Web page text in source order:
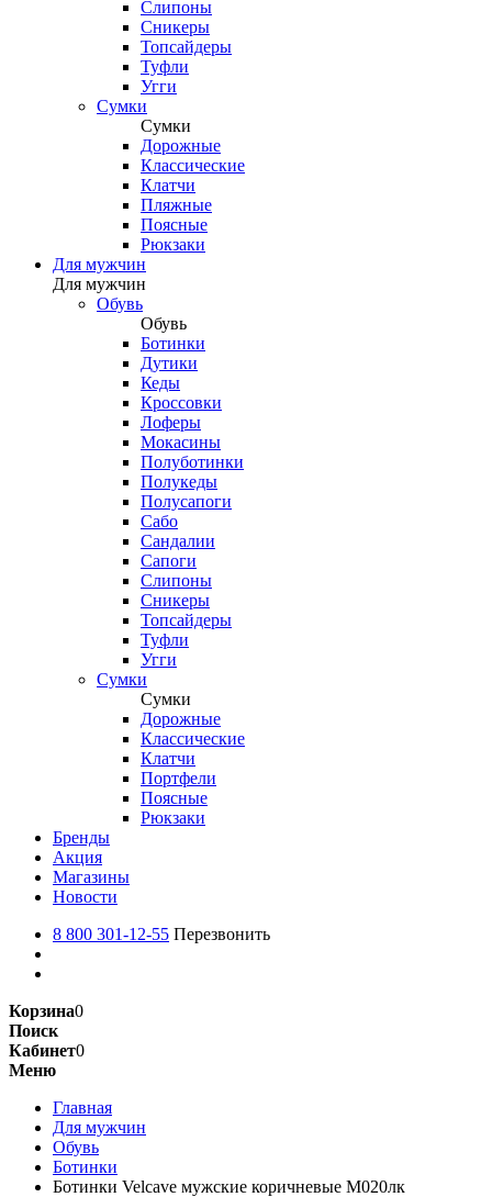
Слипоны
Сникеры
Топсайдеры
Туфли
Угги
Сумки
Сумки
Дорожные
Классические
Клатчи
Пляжные
Поясные
Рюкзаки
Для мужчин
Для мужчин
Обувь
Обувь
Ботинки
Дутики
Кеды
Кроссовки
Лоферы
Мокасины
Полуботинки
Полукеды
Полусапоги
Сабо
Сандалии
Сапоги
Слипоны
Сникеры
Топсайдеры
Туфли
Угги
Сумки
Сумки
Дорожные
Классические
Клатчи
Портфели
Поясные
Рюкзаки
Бренды
Акция
Магазины
Новости
8 800 301-12-55 Перезвонить
Корзина0
Поиск
Кабинет0
Меню
Главная
Для мужчин
Обувь
Ботинки
Ботинки Velcave мужские коричневые М020лк